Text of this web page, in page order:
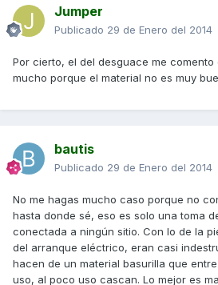
Jumper
Publicado 29 de Enero del 2014
Por cierto, el del desguace me
mucho porque el material no es muy
bautis
Publicado 29 de Enero del 2014
No me hagas mucho caso porque no
hasta donde sé, eso es solo una toma
conectada a ningún sitio. Con lo de la
del arranque eléctrico, eran casi
hacen de un material basurilla que
uso, al poco uso cascan. Lo mejor es